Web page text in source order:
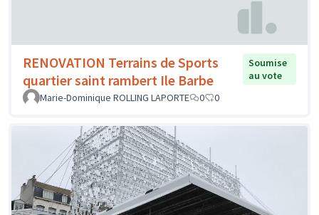
RENOVATION Terrains de Sports
quartier saint rambert Ile Barbe
Soumise
au vote
Marie-Dominique ROLLING LAPORTE
0 0